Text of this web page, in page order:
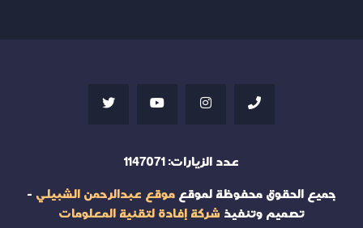
عدد الزيارات: 1147071
جميع الحقوق محفوظة لموقعموقع عبدالرحمن الشبيلي -
تصميم وتنفيذ شركة إفادة لتقنية المعلومات